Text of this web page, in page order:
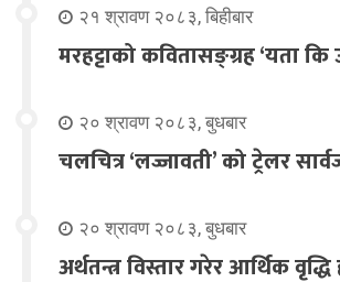
२१ श्रावण २०८३, बिहीबार
मरहट्टाको कवितासङ्ग्रह ‘यता कि
२० श्रावण २०८३, बुधबार
चलचित्र ‘लज्जावती’ को ट्रेलर
२० श्रावण २०८३, बुधबार
अर्थतन्त्र विस्तार गरेर आर्थिक